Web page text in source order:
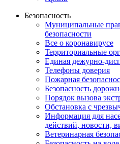
Безопасность
Муниципальные
безопасности
Все о коронавирусе
Территориальные
Единая дежурно-
Телефоны доверия
Пожарная
Безопасность
Порядок вызова
Обстановка с
Информация для
действий, новости,
Ветеринарная